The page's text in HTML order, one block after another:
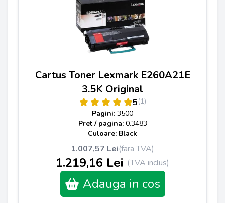
Cartus Toner Lexmark E260A21E
3.5K Original
5(1)
Pagini: 3500
Pret / pagina: 0.3483
Culoare: Black
1.007,57 Lei(fara TVA)
1.219,16 Lei (TVA inclus)
Adauga in cos